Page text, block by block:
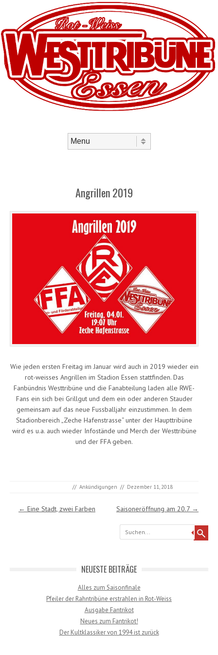
Angrillen 2019
Wie jeden ersten Freitag im Januar wird auch in 2019 wieder ein
rot-weisses Angrillen im Stadion Essen stattfinden. Das
Fanbündnis Westtribüne und die Fanabteilung laden alle RWE-
Fans ein sich bei Grillgut und dem ein oder anderen Stauder
gemeinsam auf das neue Fussballjahr einzustimmen. In dem
Stadionbereich „Zeche Hafenstrasse“ unter der Haupttribüne
wird es u.a. auch wieder Infostände und Merch der Westtribüne
und der FFA geben.
// Ankündigungen // Dezember 11, 2018
Post navigation
← Eine Stadt, zwei Farben Saisoneröffnung am 20.7 →
Search
NEUESTE BEITRÄGE
Alles zum Saisonfinale
Pfeiler der Rahntribüne erstrahlen in Rot-Weiss
Ausgabe Fantrikot
Neues zum Fantrikot!
Der Kultklassiker von 1994 ist zurück